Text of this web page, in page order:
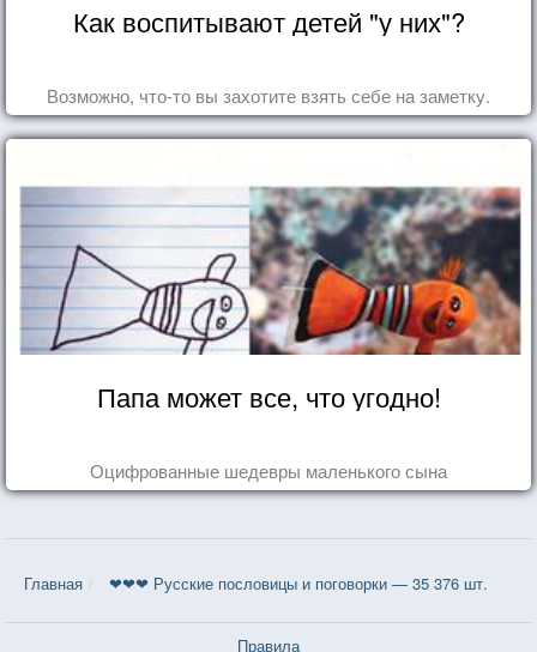
Как воспитывают детей "у них"?
Возможно, что-то вы захотите взять себе на заметку.
Папа может все, что угодно!
Оцифрованные шедевры маленького сына
Главная ❤❤❤ Русские пословицы и поговорки — 35 376 шт.
Правила